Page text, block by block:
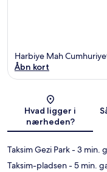
Harbiye Mah
Åbn kort
Hvad ligger i
nærheden?
Taksim Gezi Park- 3 min.
Taksim-pladsen- 5 min.